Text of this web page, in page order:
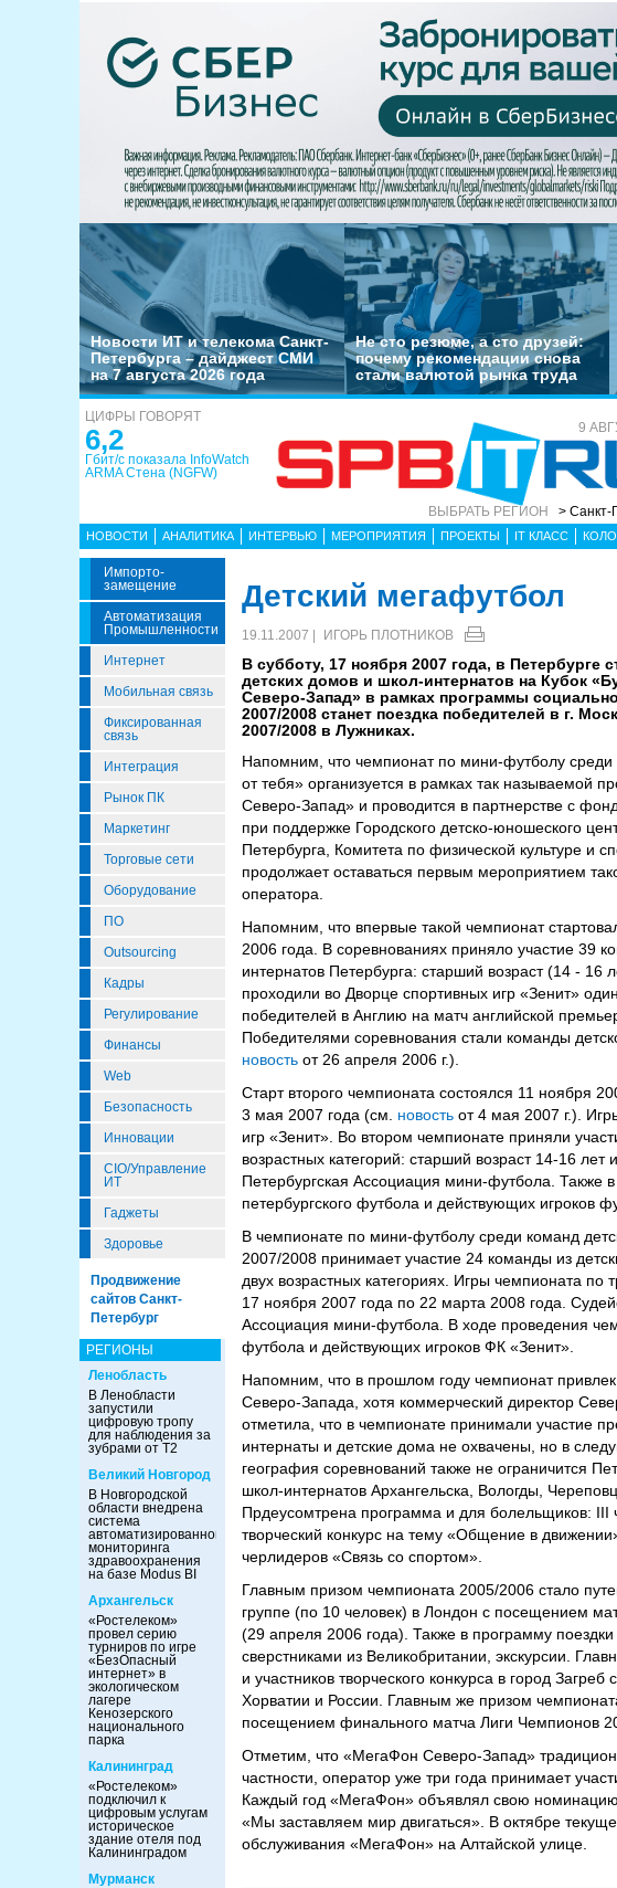
Новости ИТ и телекома Санкт-
Петербурга – дайджест СМИ
на 7 августа 2026 года
Не сто резюме, а сто друзей:
почему рекомендации снова
стали валютой рынка труда
ЦИФРЫ ГОВОРЯТ
6,2
Гбит/с показала InfoWatch
ARMA Стена (NGFW)
9
ВЫБРАТЬ РЕГИОН > Санкт-
НОВОСТИ АНАЛИТИКА ИНТЕРВЬЮ МЕРОПРИЯТИЯ ПРОЕКТЫ IT КЛАСС
Импорто­
Замещение
Автоматизация
Промышленности
Интернет
Мобильная связь
Фиксированная
связь
Интеграция
Рынок ПК
Маркетинг
Торговые сети
Оборудование
ПО
Outsourcing
Кадры
Регулирование
Финансы
Web
Безопасность
Инновации
CIO/Управление
ИТ
Гаджеты
Здоровье
Продвижение
сайтов Санкт-
Петербург
РЕГИОНЫ
Ленобласть
В Ленобласти
запустили
цифровую тропу
для наблюдения за
зубрами от Т2
Великий Новгород
В Новгородской
области внедрена
система
автоматизированного
мониторинга
здравоохранения
на базе Modus BI
Архангельск
«Ростелеком»
провел серию
турниров по игре
«БезОпасный
интернет» в
экологическом
лагере
Кенозерского
национального
парка
Калининград
«Ростелеком»
подключил к
цифровым услугам
историческое
здание отеля под
Калининградом
Мурманск
Детский мегафутбол
19.11.2007 | ИГОРЬ ПЛОТНИКОВ
В субботу, 17 ноября 2007 года, в
детских домов и школ-интернатов на Кубок
Северо-Запад» в рамках программы
2007/2008 станет поездка победителей в г.
2007/2008 в Лужниках.
Напомним, что чемпионат по мини-футболу среди
от тебя» организуется в рамках так называемой
Северо-Запад» и проводится в партнерстве с
при поддержке Городского детско-юношеского
Петербурга, Комитета по физической культуре и
продолжает оставаться первым мероприятием
оператора.
Напомним, что впервые такой чемпионат
2006 года. В соревнованиях приняло участие 39
интернатов Петербурга: старший возраст (14 -
проходили во Дворце спортивных игр «Зенит»
победителей в Англию на матч английской
Победителями соревнования стали команды
новость от 26 апреля 2006 г.).
Старт второго чемпионата состоялся 11 ноября
3 мая 2007 года (см. новость от 4 мая 2007 г.).
игр «Зенит». Во втором чемпионате приняли
возрастных категорий: старший возраст 14-16
Петербургская Ассоциация мини-футбола. Также
петербургского футбола и действующих игроков
В чемпионате по мини-футболу среди команд
2007/2008 принимает участие 24 команды из
двух возрастных категориях. Игры чемпионата
17 ноября 2007 года по 22 марта 2008 года.
Ассоциация мини-футбола. В ходе проведения
футбола и действующих игроков ФК «Зенит».
Напомним, что в прошлом году чемпионат
Северо-Запада, хотя коммерческий директор
отметила, что в чемпионате принимали участие
интернаты и детские дома не охвачены, но в
география соревнований также не ограничится
школ-интернатов Архангельска, Вологды,
Прдеусомтрена программа и для болельщиков: III
творческий конкурс на тему «Общение в
черлидеров «Связь со спортом».
Главным призом чемпионата 2005/2006 стало
группе (по 10 человек) в Лондон с посещением
(29 апреля 2006 года). Также в программу
сверстниками из Великобритании, экскурсии.
и участников творческого конкурса в город
Хорватии и России. Главным же призом
посещением финального матча Лиги Чемпионов
Отметим, что «МегаФон Северо-Запад»
частности, оператор уже три года принимает
Каждый год «МегаФон» объявлял свою
«Мы заставляем мир двигаться». В октябре
обслуживания «МегаФон» на Алтайской улице.